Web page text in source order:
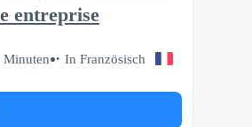
entreprise
Minuten In Französisch